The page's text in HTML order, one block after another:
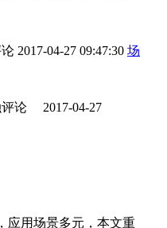
2017-04-27 09:47:30 场
论 2017-04-27
应用场景多元，本文重